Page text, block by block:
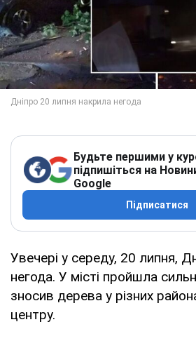
Будьте першими у
підпишіться на
Google
Підписатися
Увечері у середу, 20 липня,
негода. У місті пройшла
зносив дерева у різних
центру.